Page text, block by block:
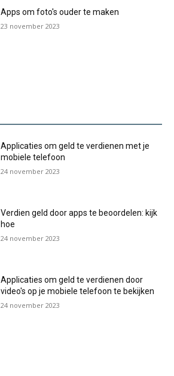
Apps om foto's ouder te maken
23 november 2023
Applicaties om geld te verdienen met je
mobiele telefoon
24 november 2023
Verdien geld door apps te beoordelen: kijk
hoe
24 november 2023
Applicaties om geld te verdienen door
video's op je mobiele telefoon te bekijken
24 november 2023